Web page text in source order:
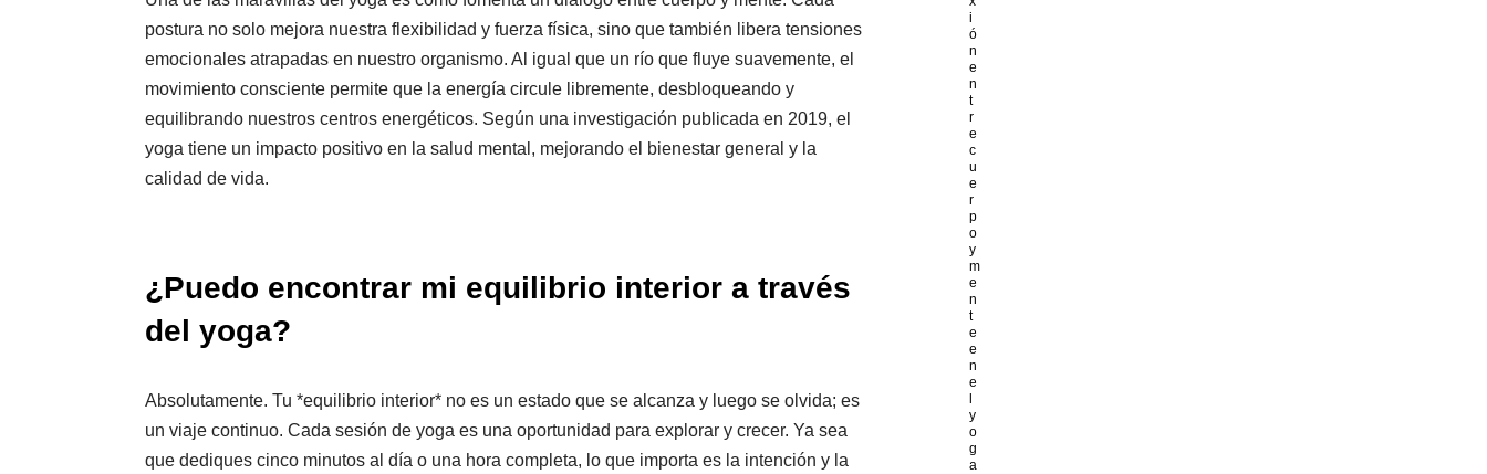
postura no solo mejora nuestra flexibilidad y fuerza física, sino que también libera tensiones
emocionales atrapadas en nuestro organismo. Al igual que un río que fluye suavemente, el
movimiento consciente permite que la energía circule libremente, desbloqueando y
equilibrando nuestros centros energéticos. Según una investigación publicada en 2019, el
yoga tiene un impacto positivo en la salud mental, mejorando el bienestar general y la
calidad de vida.
¿Puedo encontrar mi equilibrio interior a través
del yoga?
Absolutamente. Tu *equilibrio interior* no es un estado que se alcanza y luego se olvida; es
un viaje continuo. Cada sesión de yoga es una oportunidad para explorar y crecer. Ya sea
que dediques cinco minutos al día o una hora completa, lo que importa es la intención y la
i
ó
n
e
n
t
r
e
c
u
e
r
p
o
y
m
e
n
t
e
e
n
e
y
o
g
a